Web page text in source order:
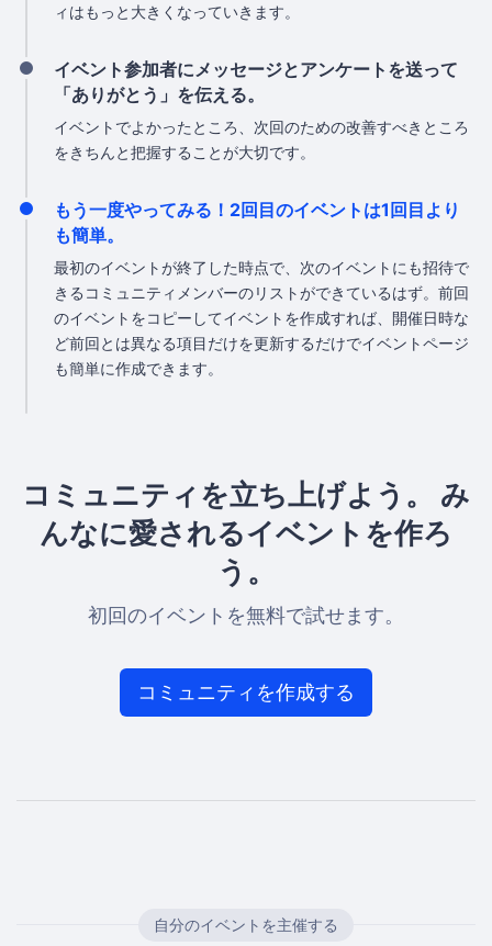
ィはもっと大きくなっていきます。
イベント参加者にメッセージとアンケートを送って
「ありがとう」を伝える。
イベントでよかったところ、次回のための改善すべきところ
をきちんと把握することが大切です。
もう一度やってみる！2回目のイベントは1回目より
も簡単。
最初のイベントが終了した時点で、次のイベントにも招待で
きるコミュニティメンバーのリストができているはず。前回
のイベントをコピーしてイベントを作成すれば、開催日時な
ど前回とは異なる項目だけを更新するだけでイベントページ
も簡単に作成できます。
コミュニティを立ち上げよう。
み
んなに愛されるイベントを作ろ
う。
初回のイベントを無料で試せます。
コミュニティを作成する
自分のイベントを主催する